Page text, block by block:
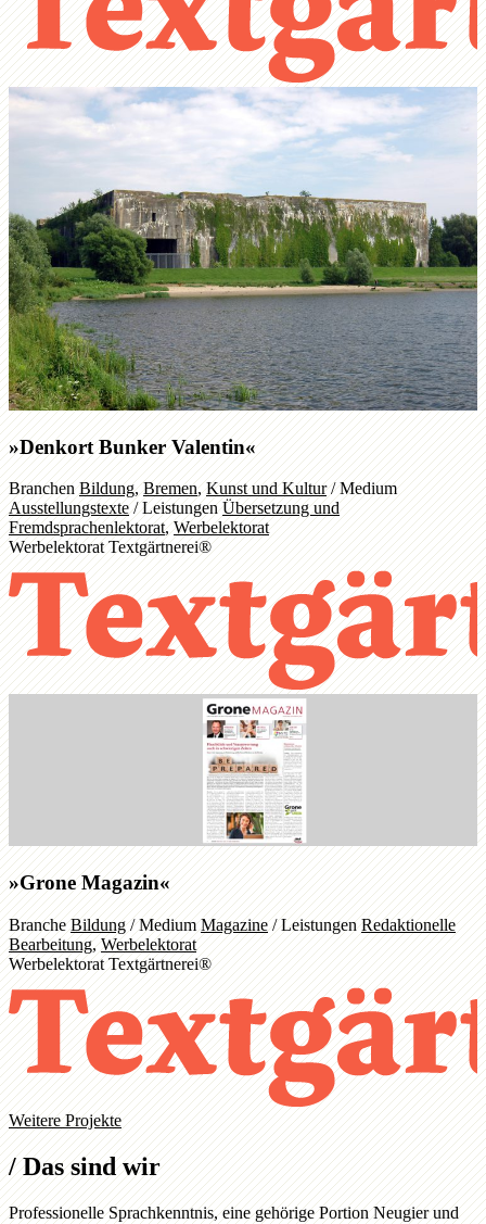
»Denkort Bunker Valentin«
BranchenBildung,Bremen,Kunst und Kultur/Medium
Ausstellungstexte/LeistungenÜbersetzung und
Fremdsprachenlektorat,Werbelektorat
Werbelektorat Textgärtnerei®
»Grone Magazin«
BrancheBildung/MediumMagazine/LeistungenRedaktionelle
Bearbeitung,Werbelektorat
Werbelektorat Textgärtnerei®
Weitere Projekte
/Das sind wir
Professionelle Sprachkenntnis, eine gehörige Portion Neugier und